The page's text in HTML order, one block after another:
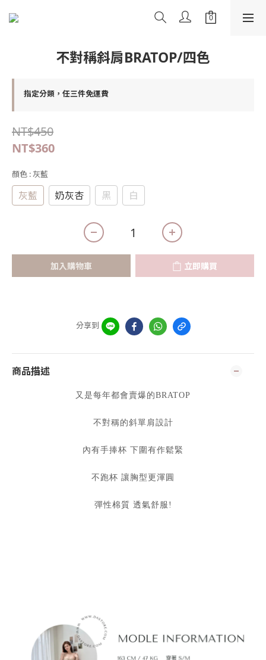
不對稱斜肩BRATOP/四色
指定分類，任三件免運費
NT$450
NT$360
顏色 : 灰藍
灰藍 奶灰杏 黑 白
加入購物車 立即購買
分享到
商品描述
又是每年都會賣爆的BRATOP
不對稱的斜單肩設計
內有手捧杯 下圍有作鬆緊
不跑杯 讓胸型更渾圓
彈性棉質 透氣舒服!